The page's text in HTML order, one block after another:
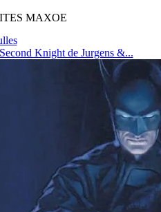
MAXOE
Knight de Jurgens &...